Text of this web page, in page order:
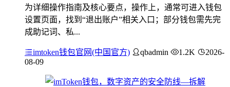
为详细操作指南及核心要点，操作上，通常可进入钱包
设置页面，找到“退出账户”相关入口；部分钱包需先完
成助记词、私...
imtoken钱包官网(中国官方) qbadmin 1.2K
2026-
08-09